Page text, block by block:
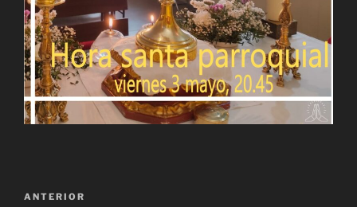
Navegación
Entrada
ANTERIOR